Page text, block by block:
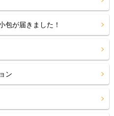
包が届きました！
ン